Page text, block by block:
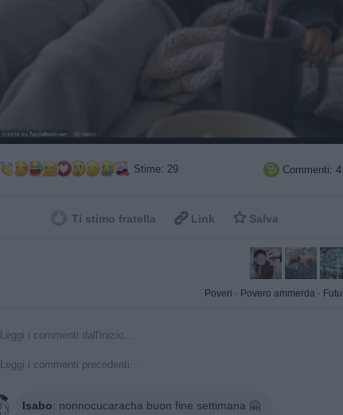
Stime: 29  Commenti:
Ti stimo fratella  Link  Salva
Poveri · Povero ammerda ·
Leggi i commenti dall'inizio...
Leggi i commenti precedenti...
Isabo: nonnocucaracha buon fine settimana 🤗